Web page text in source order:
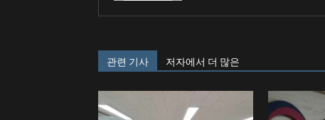
관련 기사 저자에서 더 많은